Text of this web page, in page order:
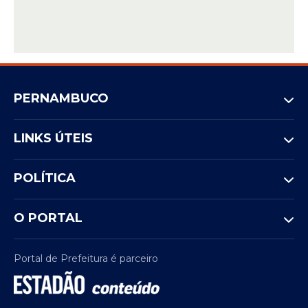
PERNAMBUCO
LINKS ÚTEIS
POLÍTICA
O PORTAL
Portal de Prefeitura é parceiro